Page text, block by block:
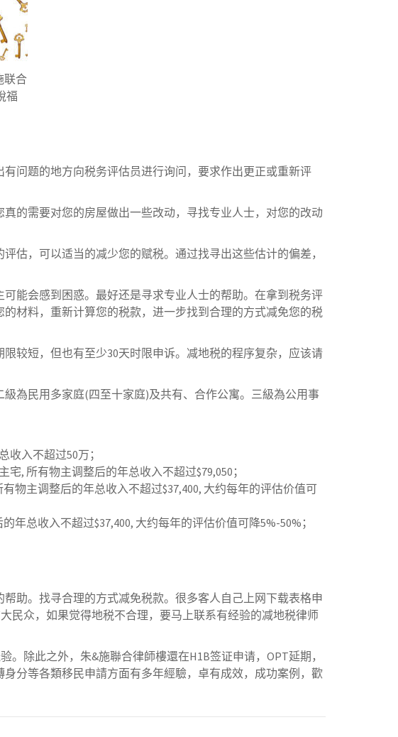
联合
福
问题的地方向税务评估员进行询问，要求作出更正或重新评
的需要对您的房屋做出一些改动，寻找专业人士，对您的改动
估，可以适当的减少您的赋税。通过找寻出这些估计的偏差，
能会感到困惑。最好还是寻求专业人士的帮助。在拿到税务评
材料，重新计算您的税款，进一步找到合理的方式减免您的税
较短，但也有至少30天时限申诉。减地税的程序复杂，应该请
為民用多家庭(四至十家庭)及共有、合作公寓。三級為公用事
入不超过50万；
, 所有物主调整后的年总收入不超过$79,050；
物主调整后的年总收入不超过$37,400, 大约每年的评估价值可
总收入不超过$37,400, 大约每年的评估价值可降5%-50%；
助。找寻合理的方式减免税款。很多客人自己上网下载表格申
民众，如果觉得地税不合理，要马上联系有经验的减地税律师
除此之外，朱&施聯合律師樓還在H1B签证申请，OPT延期，
分等各類移民申請方面有多年經驗，卓有成效，成功案例，歡